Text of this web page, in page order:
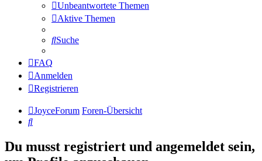
Unbeantwortete Themen
Aktive Themen
Suche
FAQ
Anmelden
Registrieren
JoyceForum Foren-Übersicht
Suche
Du musst registriert und angemeldet sein,